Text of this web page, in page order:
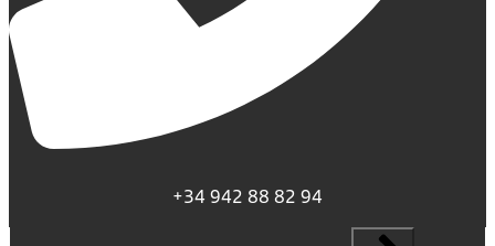
+34 942 88 82 94